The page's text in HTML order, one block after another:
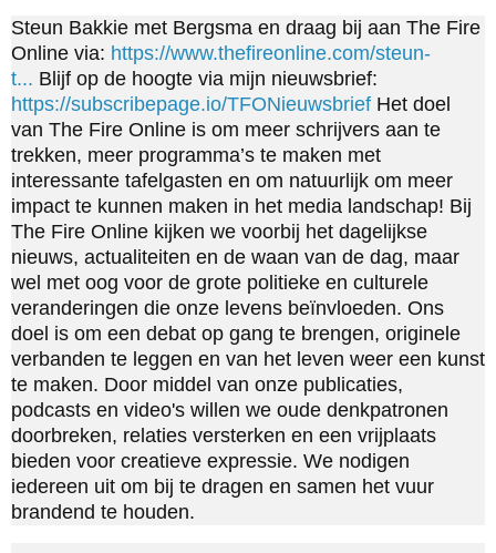
Steun Bakkie met Bergsma en draag bij aan The Fire
Online via: https://www.thefireonline.com/steun-
t... Blijf op de hoogte via mijn nieuwsbrief:
https://subscribepage.io/TFONieuwsbrief Het doel
van The Fire Online is om meer schrijvers aan te
trekken, meer programma’s te maken met
interessante tafelgasten en om natuurlijk om meer
impact te kunnen maken in het media landschap! Bij
The Fire Online kijken we voorbij het dagelijkse
nieuws, actualiteiten en de waan van de dag, maar
wel met oog voor de grote politieke en culturele
veranderingen die onze levens beïnvloeden. Ons
doel is om een debat op gang te brengen, originele
verbanden te leggen en van het leven weer een kunst
te maken. Door middel van onze publicaties,
podcasts en video's willen we oude denkpatronen
doorbreken, relaties versterken en een vrijplaats
bieden voor creatieve expressie. We nodigen
iedereen uit om bij te dragen en samen het vuur
brandend te houden.